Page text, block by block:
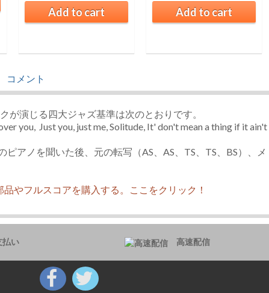
Add to cart Add to cart
コメント
が演じる四大ジャズ基準は次のとおりです。
you, Just you, just me, Solitude, It' don't mean a thing if it
ピアノを聞いた後、元の転写（AS、AS、TS、TS、BS）、
品やフルスコアを購入する。ここをクリック！
払い 高速配信